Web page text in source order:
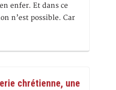
enfer. Et dans ce
n’est possible. Car
chrétienne, une